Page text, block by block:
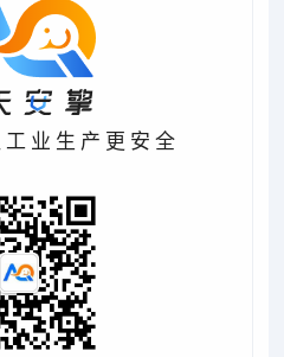
业生产更安全